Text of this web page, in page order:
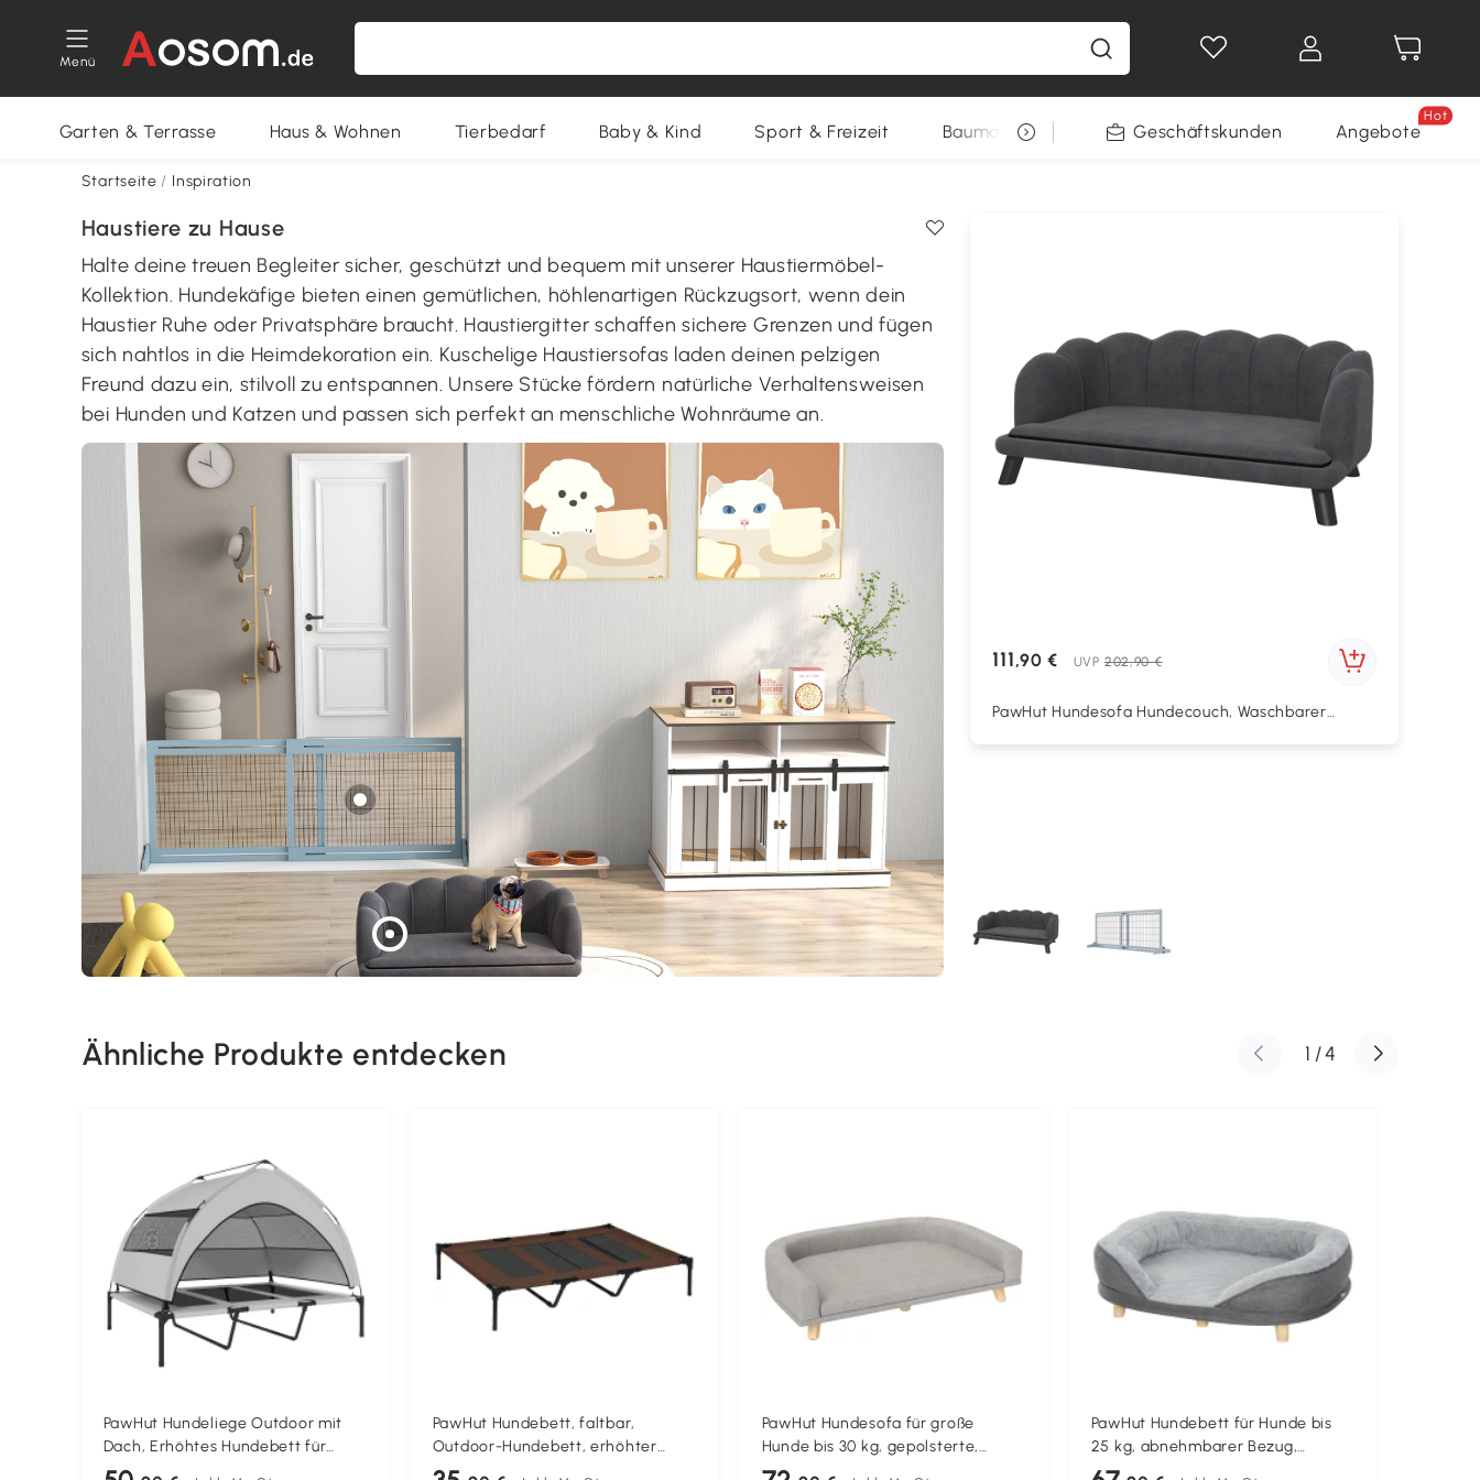
Menü
Gewinnspiele
Garten & Terrasse Haus & Wohnen Tierbedarf Baby & Kind Sport & Freizeit Baumarkt RestpostenGeschäftskunden Angebote
Hot
Startseite / Inspiration
Haustiere zu Hause
Halte deine treuen Begleiter sicher, geschützt und bequem mit unserer Haustiermöbel-
Kollektion. Hundekäfige bieten einen gemütlichen, höhlenartigen Rückzugsort, wenn dein
Haustier Ruhe oder Privatsphäre braucht. Haustiergitter schaffen sichere Grenzen und fügen
sich nahtlos in die Heimdekoration ein. Kuschelige Haustiersofas laden deinen pelzigen
Freund dazu ein, stilvoll zu entspannen. Unsere Stücke fördern natürliche Verhaltensweisen
bei Hunden und Katzen und passen sich perfekt an menschliche Wohnräume an.
111,90 € UVP 202,90 €
PawHut Hundesofa Hundecouch, Waschbarer
Ähnliche Produkte entdecken 1 /4
PawHut Hundeliege Outdoor mit
Dach, Erhöhtes Hundebett für
extra große Hunde, mit
PawHut Hundebett, faltbar,
Outdoor-Hundebett, erhöhter
Stand, 122 cm x 92 cm x 23 cm,
PawHut Hundesofa für große
Hunde bis 30 kg, gepolsterte,
Kiefernholzbeine, 98 x 67 x 25 cm,
PawHut Hundebett für Hunde bis
25 kg, abnehmbarer Bezug,
rutschfeste Füße, 90 x 78 x 25 cm,